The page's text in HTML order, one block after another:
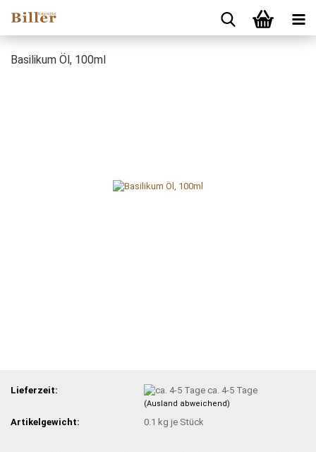
Basilikum Öl, 100ml
Lieferzeit: ca. 4-5 Tage
(Ausland abweichend)
Artikelgewicht: 0.1 kg je Stück